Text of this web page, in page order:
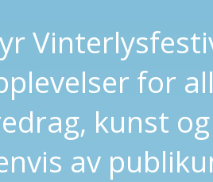
for
kunst
av